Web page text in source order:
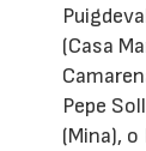
(Casa
Pepe
(Mina),